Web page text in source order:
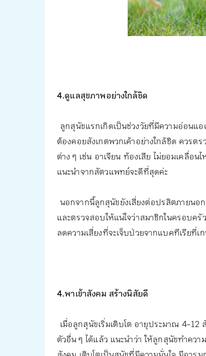
4.ดูแลสุขภาพอย่างใกล้ชิด
ลูกสุนัขแรกเกิดเป็นช่วงวัยที่มีความอ่อนแ
ต้องคอยสังเกตพวกเค้าอย่างใกล้ชิด ควร
ต่าง ๆ เช่น อาเจียน ท้องเสีย ไม่ยอมเคลื่
แนะนำจากสัตวแพทย์จะดีที่สุดค่ะ
นอกจากนี้ลูกสุนัขยังเสี่ยงต่อปรสิตภายน
และตรวจสอบให้แน่ใจว่าสมาชิกในครอบ
ลดความเสี่ยงที่จะเจ็บป่วยจากแบคทีเรียที่
4.พาเข้าสังคม สร้างนิสัยดี
เมื่อลูกสุนัขเริ่มเติบโต อายุประมาณ 4-
ตัวอื่น ๆ ได้แล้ว แนะนำว่า ให้ลูกสุนัขทำคว